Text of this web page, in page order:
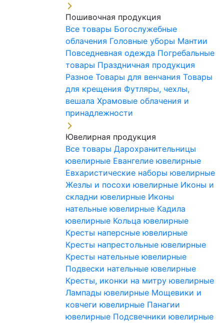
Пошивочная продукция
Все товары Богослужебные
облачения Головные уборы Мантии
Повседневная одежда Погребальные
товары Праздничная продукция
Разное Товары для венчания Товары
для крещения Футляры, чехлы,
вешала Храмовые облачения и
принадлежности
Ювелирная продукция
Все товары Дарохранительницы
ювелирные Евангелие ювелирные
Евхаристические наборы ювелирные
Жезлы и посохи ювелирные Иконы и
складни ювелирные Иконы
нательные ювелирные Кадила
ювелирные Кольца ювелирные
Кресты наперсные ювелирные
Кресты напрестольные ювелирные
Кресты нательные ювелирные
Подвески нательные ювелирные
Кресты, иконки на митру ювелирные
Лампады ювелирные Мощевики и
ковчеги ювелирные Панагии
ювелирные Подсвечники ювелирные